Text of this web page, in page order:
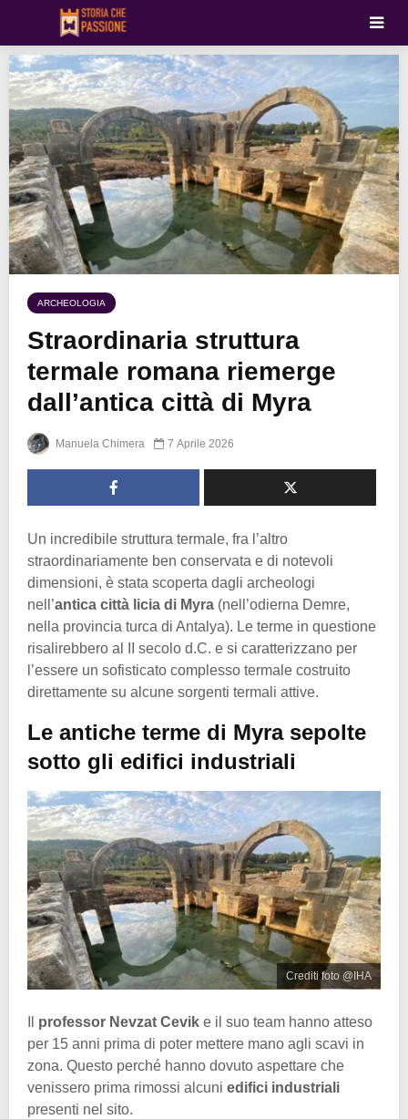
ARCHEOLOGIA
Straordinaria struttura
termale romana riemerge
dall’antica città di Myra
Manuela Chimera 7 Aprile 2026
Un incredibile struttura termale, fra l’altro
straordinariamente ben conservata e di notevoli
dimensioni, è stata scoperta dagli archeologi
nell’antica città licia di Myra (nell’odierna Demre,
nella provincia turca di Antalya). Le terme in questione
risalirebbero al II secolo d.C. e si caratterizzano per
l’essere un sofisticato complesso termale costruito
direttamente su alcune sorgenti termali attive.
Le antiche terme di Myra sepolte
sotto gli edifici industriali
Crediti foto @IHA
professor Nevzat Cevik e il suo team hanno atteso
per 15 anni prima di poter mettere mano agli scavi in
zona. Questo perché hanno dovuto aspettare che
venissero prima rimossi alcuni edifici industriali
presenti nel sito.